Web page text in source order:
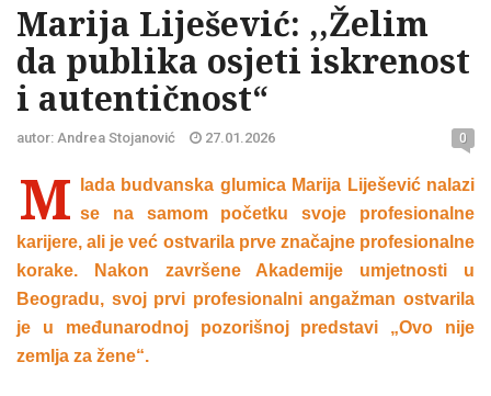
Marija Liješević: ,,Želim
da publika osjeti iskrenost
i autentičnost“
autor: Andrea Stojanović 27.01.2026 0
M
lada budvanska glumica Marija Liješević nalazi
se na samom početku svoje profesionalne
karijere, ali je već ostvarila prve značajne profesionalne
korake. Nakon završene Akademije umjetnosti u
Beogradu, svoj prvi profesionalni angažman ostvarila
je u međunarodnoj pozorišnoj predstavi „Ovo nije
zemlja za žene“.